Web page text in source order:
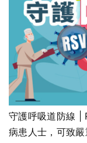
守護呼吸道防線 |
病患人士，可致嚴